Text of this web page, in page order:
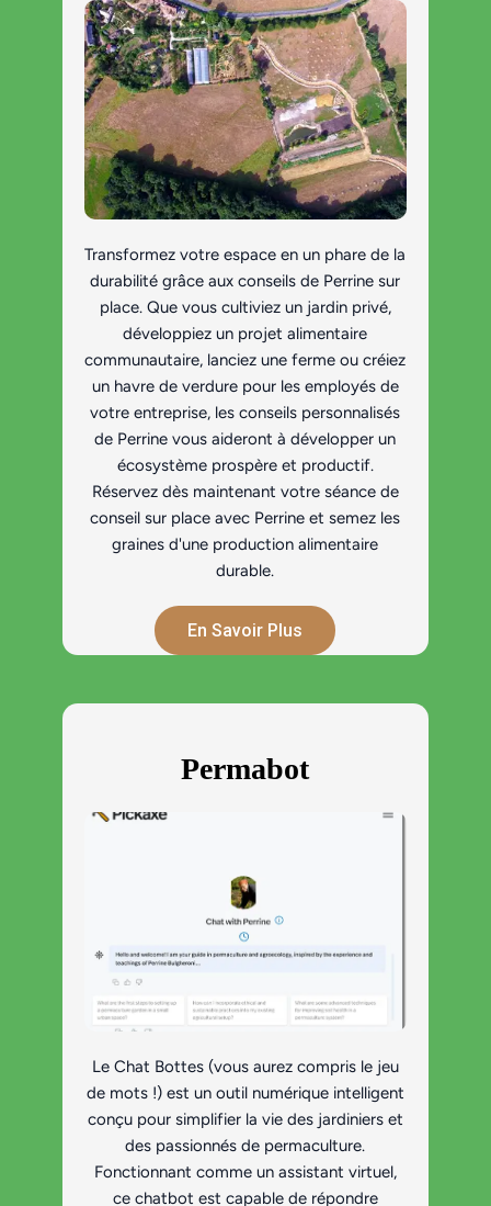
Transformez votre espace en un phare de la
durabilité grâce aux conseils de Perrine sur
place. Que vous cultiviez un jardin privé,
développiez un projet alimentaire
communautaire, lanciez une ferme ou créiez
un havre de verdure pour les employés de
votre entreprise, les conseils personnalisés
de Perrine vous aideront à développer un
écosystème prospère et productif.
Réservez dès maintenant votre séance de
conseil sur place avec Perrine et semez les
graines d'une production alimentaire
durable.
En Savoir Plus
Permabot
Le Chat Bottes (vous aurez compris le jeu
de mots !) est un outil numérique intelligent
conçu pour simplifier la vie des jardiniers et
des passionnés de permaculture.
Fonctionnant comme un assistant virtuel,
ce chatbot est capable de répondre